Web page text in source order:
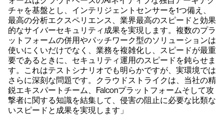
チャを基盤とし、インテリジェントセンサーを1つ備え、
最高の分析エクスペリエンス、業界最高のスピードと効果
的なサイバーセキュリティ成果を実現します。複数のプラ
ットフォームの併用やパッチワーク型のソリューションは
使いにくいだけでなく、業務を複雑化し、スピードが最重
要であるときに、セキュリティ運用のスピードを鈍らせま
す。これはテストシナリオでも明らかですが、実環境では
さらに深刻な問題です。クラウドストライクは、当社の精
鋭エキスパートチーム、Falconプラットフォームそして攻
撃者に関する知識を結集して、侵害の阻止に必要な比類な
いスピードと成果を実現します」